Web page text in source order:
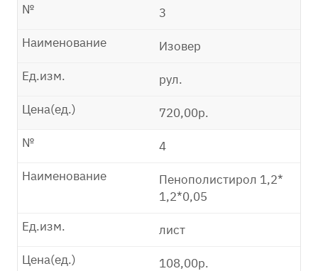
3
№
Изовер
Наименование
рул.
Ед.изм.
720,00р.
Цена(ед.)
4
№
Пенополистирол 1,2*
1,2*0,05
Наименование
лист
Ед.изм.
108,00р.
Цена(ед.)